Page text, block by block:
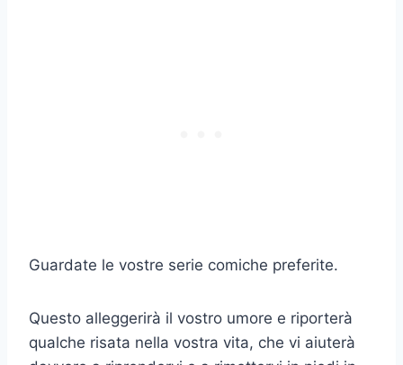
Guardate le vostre serie comiche preferite.
Questo alleggerirà il vostro umore e riporterà
qualche risata nella vostra vita, che vi aiuterà